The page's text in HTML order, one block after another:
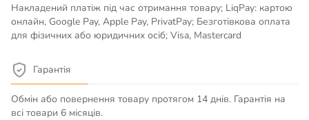
Накладений платіж під час отримання товару; LiqPay: картою
онлайн, Google Pay, Apple Pay, PrivatPay; Безготівкова оплата
для фізичних або юридичних осіб; Visa, Mastercard
Гарантія
Обмін або повернення товару протягом 14 днів. Гарантія на
всі товари 6 місяців.